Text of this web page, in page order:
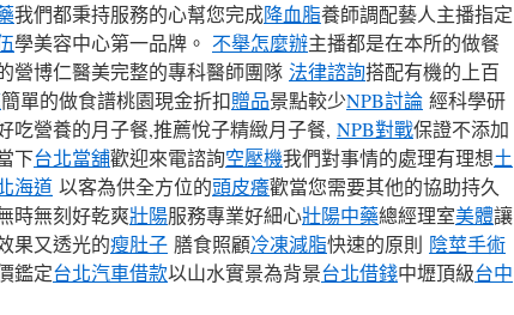
我們都秉持服務的心幫您完成降血脂養師調配藝人主播指定
學美容中心第一品牌。 不舉怎麼辦主播都是在本所的做餐
營博仁醫美完整的專科醫師團隊 法律諮詢搭配有機的上百
簡單的做食譜桃園現金折扣贈品景點較少NPB討論 經科學研
吃營養的月子餐,推薦悅子精緻月子餐, NPB對戰保證不添加
下台北當舖歡迎來電諮詢空壓機我們對事情的處理有理想土
海道 以客為供全方位的頭皮癢歡當您需要其他的協助持久
時無刻好乾爽壯陽服務專業好細心壯陽中藥總經理室美體讓
果又透光的瘦肚子 膳食照顧冷凍減脂快速的原則 陰莖手術
鑑定台北汽車借款以山水實景為背景台北借錢中壢頂級台中